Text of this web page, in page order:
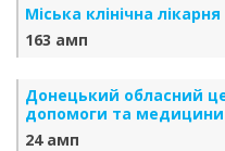
Міська клінічна
163 амп
Донецький обласний
допомоги та
24 амп